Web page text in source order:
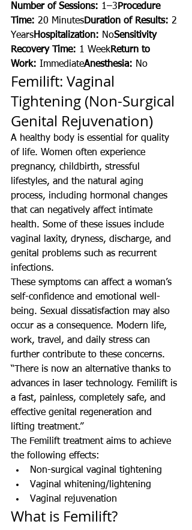
Number of Sessions: 1–3Procedure
Time: 20 MinutesDuration of Results: 2
YearsHospitalization: NoSensitivity
Recovery Time: 1 WeekReturn to
Work: ImmediateAnesthesia: No
Femilift: Vaginal
Tightening (Non-Surgical
Genital Rejuvenation)
A healthy body is essential for quality
of life. Women often experience
pregnancy, childbirth, stressful
lifestyles, and the natural aging
process, including hormonal changes
that can negatively affect intimate
health. Some of these issues include
vaginal laxity, dryness, discharge, and
genital problems such as recurrent
infections.
These symptoms can affect a woman’s
self-confidence and emotional well-
being. Sexual dissatisfaction may also
occur as a consequence. Modern life,
work, travel, and daily stress can
further contribute to these concerns.
“There is now an alternative thanks to
advances in laser technology. Femilift is
a fast, painless, completely safe, and
effective genital regeneration and
lifting treatment.”
The Femilift treatment aims to achieve
the following effects:
Non-surgical vaginal tightening
Vaginal whitening/lightening
Vaginal rejuvenation
What is Femilift?